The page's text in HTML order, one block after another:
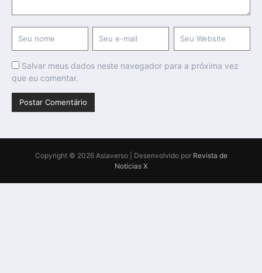
Salvar meus dados neste navegador para a próxima vez
que eu comentar.
Copyright © 2026 Asiaverso | Desenvolvido por Revista de
Notícias X